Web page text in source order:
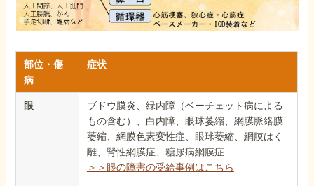
部位・傷
病
症状
眼
ブドウ膜炎、緑内障（ベーチェット病による
もの含む）、白内障、眼球萎縮、網膜脈絡膜
萎縮、網膜色素変性症、眼球萎縮、網膜はく
離、腎性網膜症、糖尿病網膜症
＞＞眼の障害の受給事例はこちら